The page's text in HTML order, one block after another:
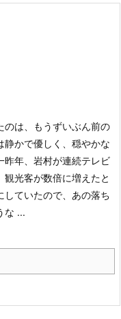
のは、もうずいぶん前の
静かで優しく、穏やかな
昨年、岩村が連続テレビ
観光客が数倍に増えたと
していたので、あの落ち
な ...